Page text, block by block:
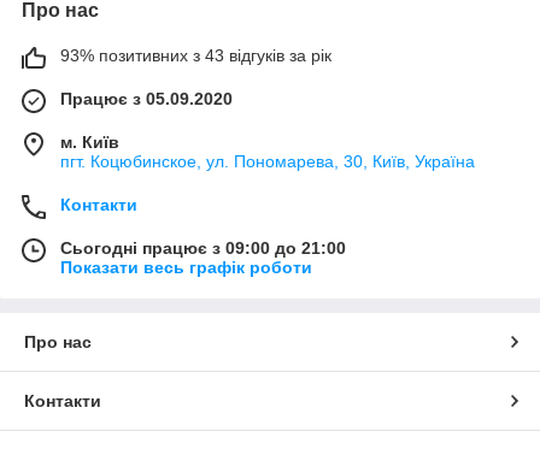
Про нас
93% позитивних з 43 відгуків за рік
Працює з 05.09.2020
м. Київ
пгт. Коцюбинское, ул. Пономарева, 30, Київ, Україна
Контакти
Сьогодні працює з 09:00 до 21:00
Показати весь графік роботи
Про нас
Контакти